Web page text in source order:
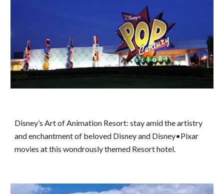
Disney’s Art of Animation Resort: stay amid the artistry
and enchantment of beloved Disney and Disney•Pixar
movies at this wondrously themed Resort hotel.